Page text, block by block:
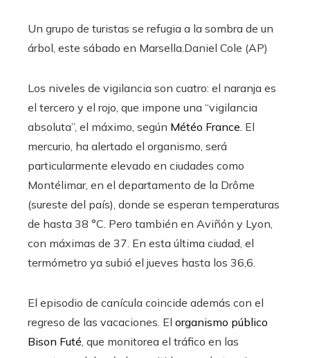
Un grupo de turistas se refugia a la sombra de un
árbol, este sábado en Marsella. Daniel Cole (AP)
Los niveles de vigilancia son cuatro: el naranja es
el tercero y el rojo, que impone una “vigilancia
absoluta”, el máximo, según Météo France . El
mercurio, ha alertado el organismo, será
particularmente elevado en ciudades como
Montélimar, en el departamento de la Drôme
(sureste del país), donde se esperan temperaturas
de hasta 38 °C. Pero también en Aviñón y Lyon,
con máximas de 37. En esta última ciudad, el
termómetro ya subió el jueves hasta los 36,6.
El episodio de canícula coincide además con el
regreso de las vacaciones. El organismo público
Bison Futé , que monitorea el tráfico en las